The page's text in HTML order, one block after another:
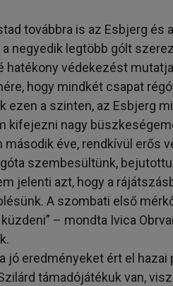
továbbra is az Esbjerg és
negyedik legtöbb gólt
hatékony védekezést
hogy mindkét csapat
ezen a szinten, az Esbjerg
kifejezni nagy
második éve, rendkívül erős
szembesültünk,
jelenti azt, hogy a
A szombati első
– mondta Ivica
jó eredményeket ért el
támadójátékuk van,